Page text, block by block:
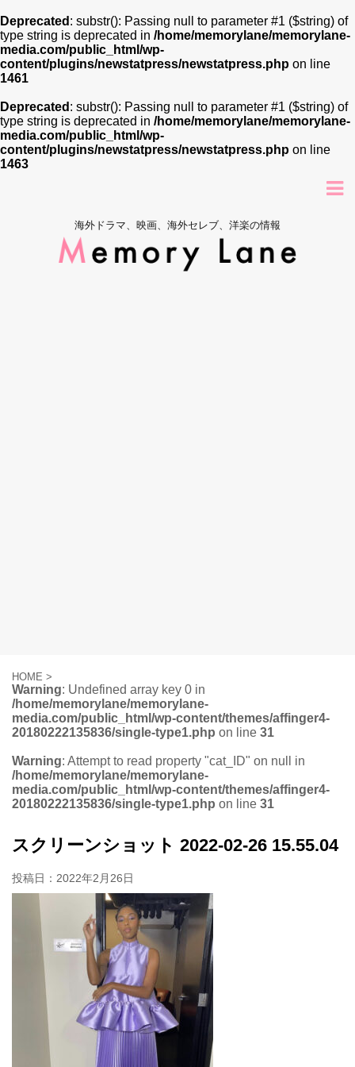
Deprecated : substr(): Passing null to parameter #1 ($string) of
type string is deprecated in /home/memorylane/memorylane-
media.com/public_html/wp-
content/plugins/newstatpress/newstatpress.php on line
1461
Deprecated : substr(): Passing null to parameter #1 ($string) of
type string is deprecated in /home/memorylane/memorylane-
media.com/public_html/wp-
content/plugins/newstatpress/newstatpress.php on line
1463
海外ドラマ、映画、海外セレブ、洋楽の情報
HOME >
Warning: Undefined array key 0 in
/home/memorylane/memorylane-
media.com/public_html/wp-content/themes/affinger4-
20180222135836/single-type1.php on line 31
Warning: Attempt to read property "cat_ID" on null in
/home/memorylane/memorylane-
media.com/public_html/wp-content/themes/affinger4-
20180222135836/single-type1.php on line 31
スクリーンショット 2022-02-26 15.55.04
投稿日： 2022年2月26日